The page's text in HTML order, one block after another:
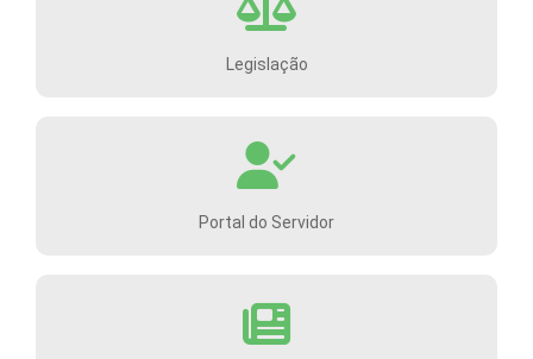
Legislação
Portal do Servidor